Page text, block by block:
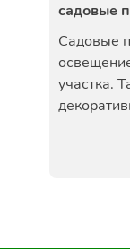
садовые
Садовые
участка.